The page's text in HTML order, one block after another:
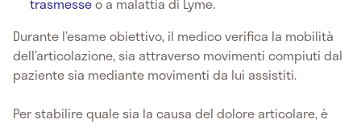
Durante l’esame obiettivo, il medico verifica la mobilità
dell’articolazione, sia attraverso movimenti compiuti dal
paziente sia mediante movimenti da lui assistiti.
Per stabilire quale sia la causa del dolore articolare, è